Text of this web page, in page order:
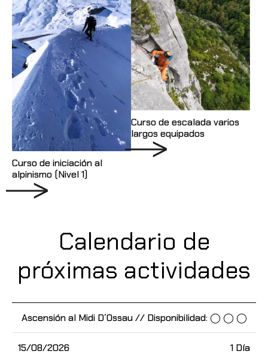
Curso de iniciación al
alpinismo (Nivel 1)
Curso de escalada varios
largos equipados
Calendario de
próximas actividades
15/08/2026
Ascensión al Midi D´Ossau // Disponibilidad: ◯ ◯ ◯
1 Día